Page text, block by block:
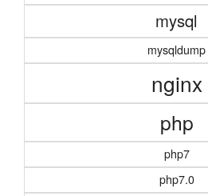
mysql
mysqldump
nginx
php
php7
php7.0